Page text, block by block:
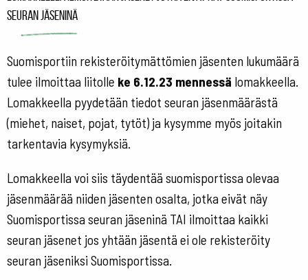
seuran jäseninä
Suomisportiin rekisteröitymättömien jäsenten lukumäärä
tulee ilmoittaa liitolle ke 6.12.23 mennessä lomakkeella.
Lomakkeella pyydetään tiedot seuran jäsenmäärästä
(miehet, naiset, pojat, tytöt) ja kysymme myös joitakin
tarkentavia kysymyksiä.
Lomakkeella voi siis täydentää suomisportissa olevaa
jäsenmäärää niiden jäsenten osalta, jotka eivät näy
Suomisportissa seuran jäseninä TAI ilmoittaa kaikki
seuran jäsenet jos yhtään jäsentä ei ole rekisteröity
seuran jäseniksi Suomisportissa.